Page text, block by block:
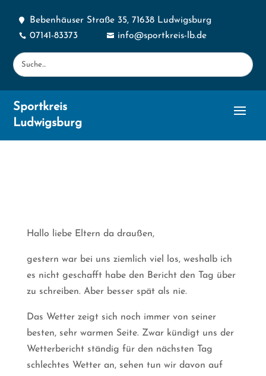
 Bebenhäuser Straße 35, 71638 Ludwigsburg
 07141-83373  info@sportkreis-lb.de
Sportkreis
Ludwigsburg
Hallo liebe Eltern da draußen,
gestern war bei uns ziemlich viel los, weshalb ich
es nicht geschafft habe den Bericht den Tag über
zu schreiben. Aber besser spät als nie.
Das Wetter zeigt sich noch immer von seiner
besten, sehr warmen Seite. Zwar kündigt uns der
Wetterbericht ständig für den nächsten Tag
schlechtes Wetter an, sehen tun wir davon auf